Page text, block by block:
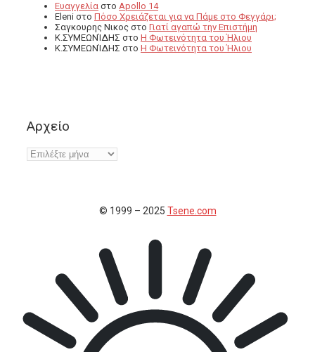
Ευαγγελία στο Apollo 14
Eleni στο Πόσο Χρειάζεται για να Πάμε στο Φεγγάρι;
Σαγκουρης Νικος στο Γιατί αγαπώ την Επιστήμη
Κ.ΣΥΜΕΩΝΊΔΗΣ στο Η Φωτεινότητα του Ήλιου
Κ.ΣΥΜΕΩΝΊΔΗΣ στο Η Φωτεινότητα του Ήλιου
Αρχείο
Αρχείο
© 1999 – 2025 Tsene.com